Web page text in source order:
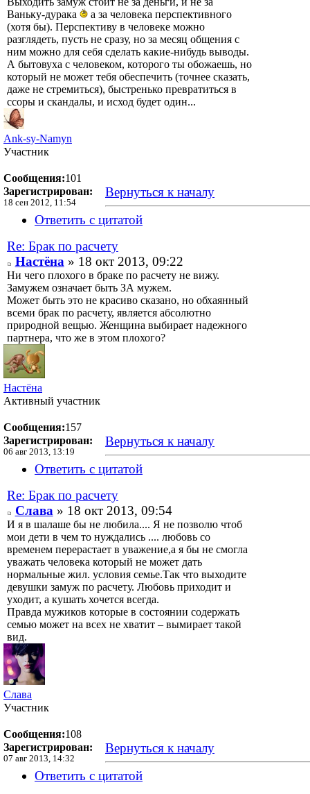
Ваньку-дурака
а за человека перспективного
(хотя бы). Перспективу в человеке можно
разглядеть, пусть не сразу, но за месяц общения с
ним можно для себя сделать какие-нибудь выводы.
А бытовуха с человеком, которого ты обожаешь, но
который не может тебя обеспечить (точнее сказать,
даже не стремиться), быстренько превратиться в
ссоры и скандалы, и исход будет один...
Ank-sy-Namyn
Участник
Сообщения:101
Зарегистрирован:
18 сен 2012, 11:54
Вернуться к началу
Ответить с цитатой
Re: Брак по расчету
Настёна » 18 окт 2013, 09:22
Ни чего плохого в браке по расчету не вижу.
Замужем означает быть ЗА мужем.
Может быть это не красиво сказано, но обхаянный
всеми брак по расчету, является абсолютно
природной вещью. Женщина выбирает надежного
партнера, что же в этом плохого?
Настёна
Активный участник
Сообщения:157
Зарегистрирован:
06 авг 2013, 13:19
Вернуться к началу
Ответить с цитатой
Re: Брак по расчету
Слава» 18 окт 2013, 09:54
И я в шалаше бы не любила.... Я не позволю чтоб
мои дети в чем то нуждались .... любовь со
временем перерастает в уважение,а я бы не смогла
уважать человека который не может дать
нормальные жил. условия семье.Так что выходите
девушки замуж по расчету. Любовь приходит и
уходит, а кушать хочется всегда.
Правда мужиков которые в состоянии содержать
семью может на всех не хватит – вымирает такой
вид.
Слава
Участник
Сообщения:108
Зарегистрирован:
07 авг 2013, 14:32
Вернуться к началу
Ответить с цитатой